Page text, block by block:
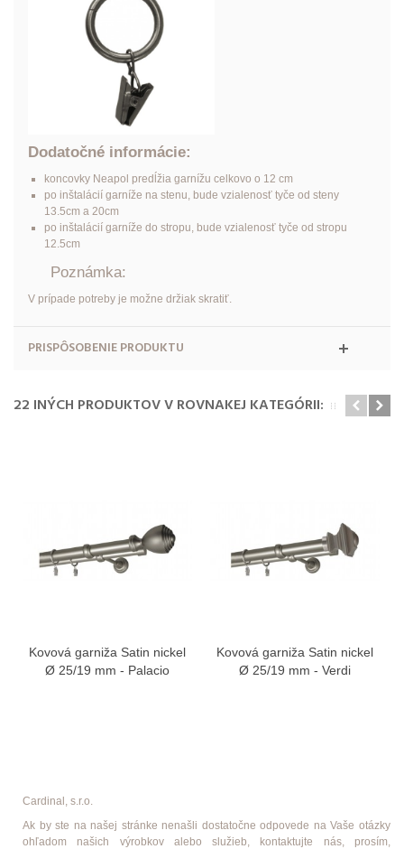
Dodatočné informácie:
koncovky Neapol predĺžia garnížu celkovo o 12 cm
po inštalácií garníže na stenu, bude vzialenosť tyče od steny
13.5cm a 20cm
po inštalácií garníže do stropu, bude vzialenosť tyče od stropu
12.5cm
Poznámka:
V prípade potreby je možne držiak skratiť.
PRISPÔSOBENIE PRODUKTU
22 INÝCH PRODUKTOV V ROVNAKEJ KATEGÓRII:
Kovová garniža Satin nickel
Ø 25/19 mm - Palacio
Kovová garniža Satin nickel
Ø 25/19 mm - Verdi
Cardinal, s.r.o.
Ak by ste na našej stránke nenašli dostatočne odpovede na Vaše otázky
ohľadom našich výrobkov alebo služieb, kontaktujte nás, prosím,